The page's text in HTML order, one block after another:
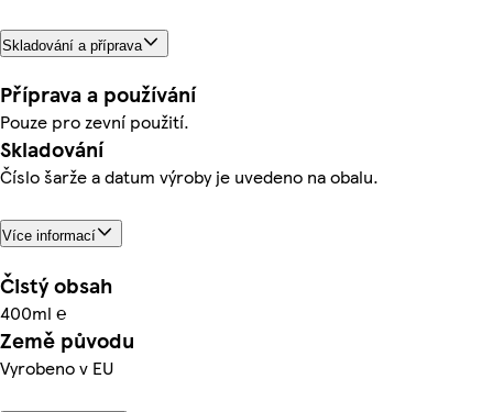
Skladování a příprava
Příprava a používání
Pouze pro zevní použití.
Skladování
Číslo šarže a datum výroby je uvedeno na obalu.
Více informací
Čistý obsah
400ml ℮
Země původu
Vyrobeno v EU